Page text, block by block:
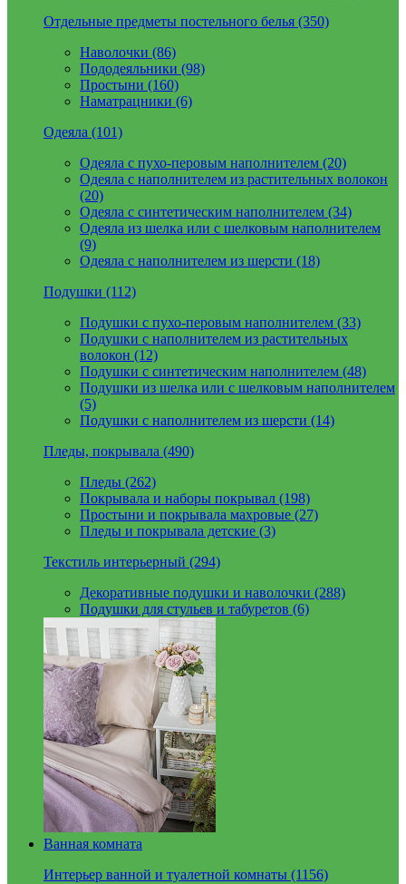
Отдельные предметы постельного белья (350)
Наволочки (86)
Пододеяльники (98)
Простыни (160)
Наматрацники (6)
Одеяла (101)
Одеяла с пухо-перовым наполнителем (20)
Одеяла с наполнителем из растительных волокон
(20)
Одеяла с синтетическим наполнителем (34)
Одеяла из шелка или с шелковым наполнителем
(9)
Одеяла с наполнителем из шерсти (18)
Подушки (112)
Подушки с пухо-перовым наполнителем (33)
Подушки с наполнителем из растительных
волокон (12)
Подушки с синтетическим наполнителем (48)
Подушки из шелка или с шелковым наполнителем
(5)
Подушки с наполнителем из шерсти (14)
Пледы, покрывала (490)
Пледы (262)
Покрывала и наборы покрывал (198)
Простыни и покрывала махровые (27)
Пледы и покрывала детские (3)
Текстиль интерьерный (294)
Декоративные подушки и наволочки (288)
Подушки для стульев и табуретов (6)
Ванная комната
Интерьер ванной и туалетной комнаты (1156)